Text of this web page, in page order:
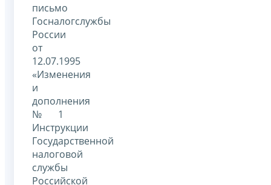
письмо
Госналогслужбы
России
от
12.07.1995
«Изменения
и
дополнения
№ 1
Инструкции
Государственной
налоговой
службы
Российской